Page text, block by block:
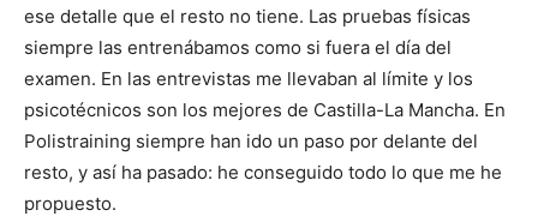
ese detalle que el resto no tiene. Las pruebas físicas
siempre las entrenábamos como si fuera el día del
examen. En las entrevistas me llevaban al límite y los
psicotécnicos son los mejores de Castilla-La Mancha. En
Polistraining siempre han ido un paso por delante del
resto, y así ha pasado: he conseguido todo lo que me he
propuesto.